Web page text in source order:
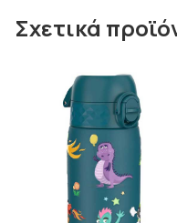
Σχετικά